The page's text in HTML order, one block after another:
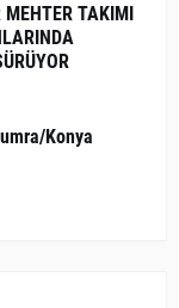
MEHTER TAKIMI
Konya